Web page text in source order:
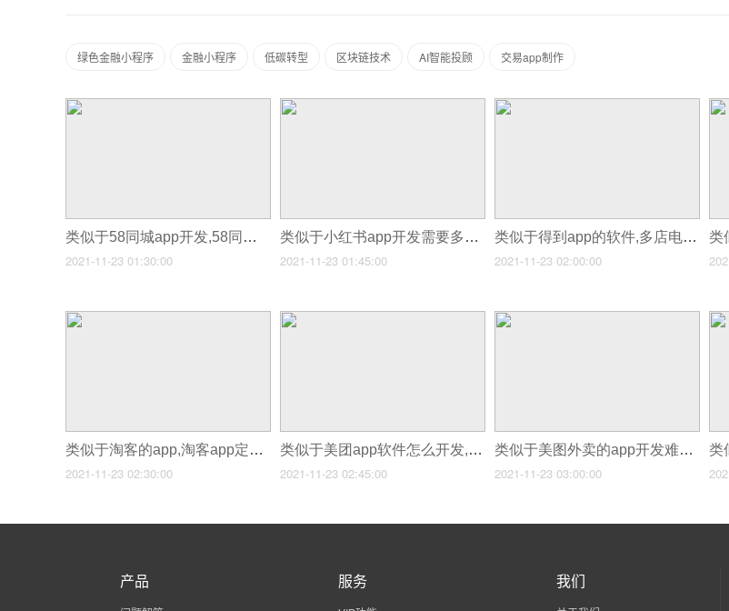
绿色金融小程序 金融小程序 低碳转型 区块链技术 AI智能投顾 交易app制作
类似于58同城app开发,58同城app开发原因
2021-11-23 01:30:00
类似于小红书app开发需要多少钱,做一个小红书类似的app需要多少钱
2021-11-23 01:45:00
类似于得到app的软件,多店电商app开发
2021-11-23 02:00:00
类似于淘客的app,淘客app定制开发
2021-11-23 02:30:00
类似于美团app软件怎么开发,制作类似美团app多少钱
2021-11-23 02:45:00
类似于美图外卖的app开发难吗,类似于美团外卖app怎么制作
2021-11-23 03:00:00
产品 服务 我们